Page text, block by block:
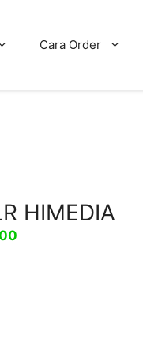
Cara Order
HIMEDIA